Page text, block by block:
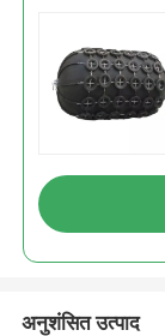
अनुशंसित उत्पाद